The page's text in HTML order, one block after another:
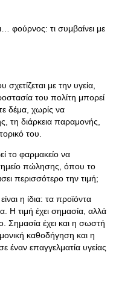
φούρνος: τι συμβαίνει με
με την υγεία,
του πολίτη μπορεί
δέμα, χωρίς να
τη διάρκεια παραμονής,
του.
το φαρμακείο να
πώλησης, όπου το
περισσότερο την τιμή;
η ίδια: τα προϊόντα
Η τιμή έχει σημασία, αλλά
Σημασία έχει και η σωστή
καθοδήγηση και η
έναν επαγγελματία υγείας